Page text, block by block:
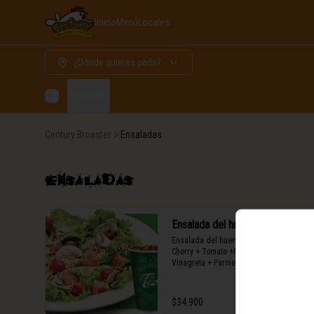
InicioMenú Locales
¿Dónde quieres pedir?
Century Broaster Ensaladas
Ensaladas
Ensalada del huerto con pollo
Ensalada del huerto +Pollo + Tomates
Cherry + Tomate +Champiñones +
Vinagreta + Parmesano + lechuga
$34.900